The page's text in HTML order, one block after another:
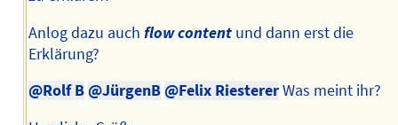
Anlog dazu auch flow contentund dann erst die
Erklärung?
@Rolf B@JürgenB@Felix RiestererWas meint ihr?